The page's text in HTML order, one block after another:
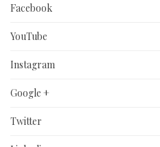
Facebook
YouTube
Instagram
Google +
Twitter